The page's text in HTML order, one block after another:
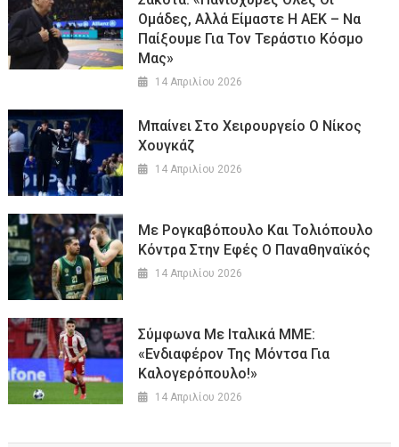
Ομάδες, Αλλά Είμαστε Η ΑΕΚ – Να
Παίξουμε Για Τον Τεράστιο Κόσμο
Μας»
14 Απριλίου 2026
Μπαίνει Στο Χειρουργείο Ο Νίκος
Χουγκάζ
14 Απριλίου 2026
Με Ρογκαβόπουλο Και Τολιόπουλο
Κόντρα Στην Εφές Ο Παναθηναϊκός
14 Απριλίου 2026
Σύμφωνα Με Ιταλικά ΜΜΕ:
«Ενδιαφέρον Της Μόντσα Για
Καλογερόπουλο!»
14 Απριλίου 2026